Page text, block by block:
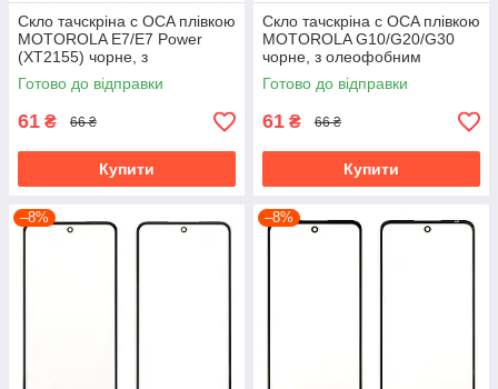
Скло тачскріна c OCA плівкою
MOTOROLA E7/E7 Power
(XT2155) чорне, з
олеофобним покриттям,
загартоване
Готово до відправки
61 ₴ 66 ₴
Купити
Скло тачскріна c OCA плівкою
MOTOROLA G10/G20/G30
чорне, з олеофобним
покриттям, загартоване
Готово до відправки
61 ₴ 66 ₴
Купити
–8% –8%